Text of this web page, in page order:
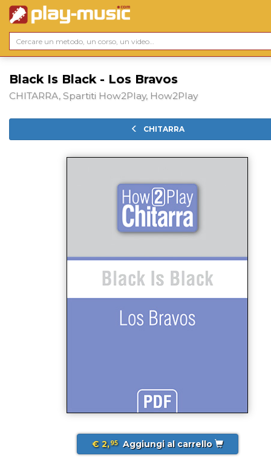
Black Is Black - Los Bravos
CHITARRA, Spartiti How2Play, How2Play
CHITARRA
€ 2,95 Aggiungi al carrello